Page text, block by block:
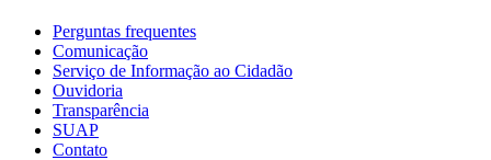
Perguntas frequentes
Comunicação
Serviço de Informação ao Cidadão
Ouvidoria
Transparência
SUAP
Contato